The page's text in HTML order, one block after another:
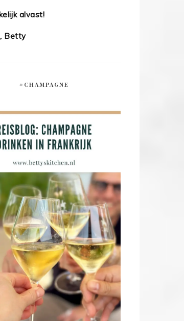
alvast!
Betty
#CHAMPAGNE